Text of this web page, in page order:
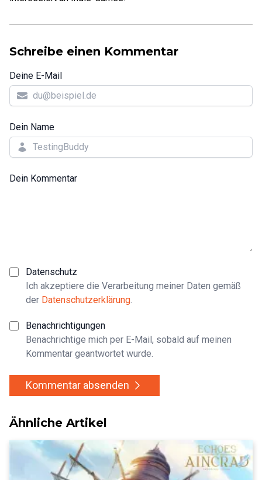
Schreibe einen Kommentar
Deine E-Mail
Dein Name
Dein Kommentar
Datenschutz
Ich akzeptiere die Verarbeitung meiner Daten gemäß
der Datenschutzerklärung.
Benachrichtigungen
Benachrichtige mich per E-Mail, sobald auf meinen
Kommentar geantwortet wurde.
Kommentar absenden
Ähnliche Artikel